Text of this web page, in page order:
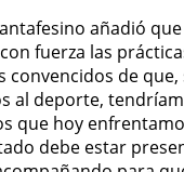
añadió que
fuerza las
convencidos de
al deporte,
que hoy
debe estar